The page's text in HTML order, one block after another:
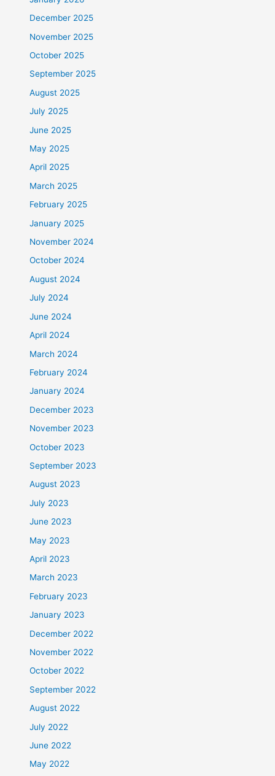
December 2025
November 2025
October 2025
September 2025
August 2025
July 2025
June 2025
May 2025
April 2025
March 2025
February 2025
January 2025
November 2024
October 2024
August 2024
July 2024
June 2024
April 2024
March 2024
February 2024
January 2024
December 2023
November 2023
October 2023
September 2023
August 2023
July 2023
June 2023
May 2023
April 2023
March 2023
February 2023
January 2023
December 2022
November 2022
October 2022
September 2022
August 2022
July 2022
June 2022
May 2022